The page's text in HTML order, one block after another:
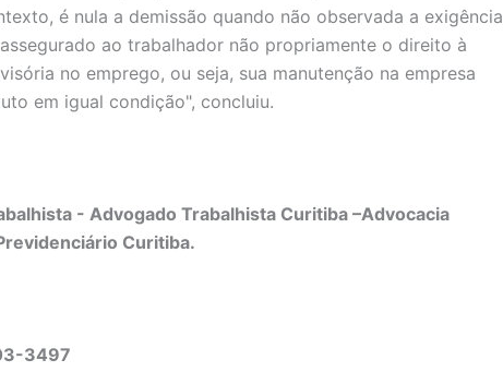
é nula a demissão quando não observada a exigência
ao trabalhador não propriamente o direito à
no emprego, ou seja, sua manutenção na empresa
em igual condição", concluiu.
- Advogado Trabalhista Curitiba –Advocacia
Curitiba.
3497